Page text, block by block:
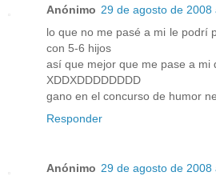
Anónimo 29 de agosto de 2008
lo que no me pasé a mi le podrí
con 5-6 hijos
así que mejor que me pase a mi
XDDXDDDDDDDD
gano en el concurso de humor
Responder
Anónimo 29 de agosto de 2008